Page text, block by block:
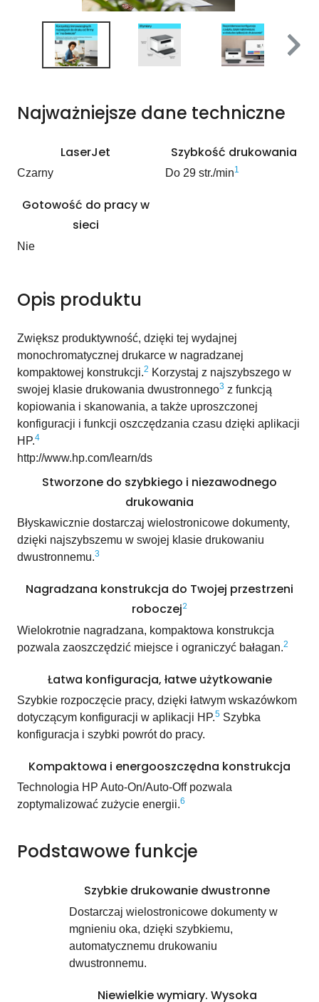
Najważniejsze dane techniczne
LaserJet
Czarny
Szybkość drukowania
Do 29 str./min1
Gotowość do pracy w
sieci
Nie
Opis produktu
Zwiększ produktywność, dzięki tej wydajnej
monochromatycznej drukarce w nagradzanej
kompaktowej konstrukcji.2 Korzystaj z najszybszego w
swojej klasie drukowania dwustronnego3 z funkcją
kopiowania i skanowania, a także uproszczonej
konfiguracji i funkcji oszczędzania czasu dzięki aplikacji
HP.4
http://www.hp.com/learn/ds
Stworzone do szybkiego i niezawodnego
drukowania
Błyskawicznie dostarczaj wielostronicowe dokumenty,
dzięki najszybszemu w swojej klasie drukowaniu
dwustronnemu.3
Nagradzana konstrukcja do Twojej przestrzeni
roboczej2
Wielokrotnie nagradzana, kompaktowa konstrukcja
pozwala zaoszczędzić miejsce i ograniczyć bałagan.2
Łatwa konfiguracja, łatwe użytkowanie
Szybkie rozpoczęcie pracy, dzięki łatwym wskazówkom
dotyczącym konfiguracji w aplikacji HP.5 Szybka
konfiguracja i szybki powrót do pracy.
Kompaktowa i energooszczędna konstrukcja
Technologia HP Auto-On/Auto-Off pozwala
zoptymalizować zużycie energii.6
Podstawowe funkcje
Szybkie drukowanie dwustronne
Dostarczaj wielostronicowe dokumenty w
mgnieniu oka, dzięki szybkiemu,
automatycznemu drukowaniu
dwustronnemu.
Niewielkie wymiary. Wysoka